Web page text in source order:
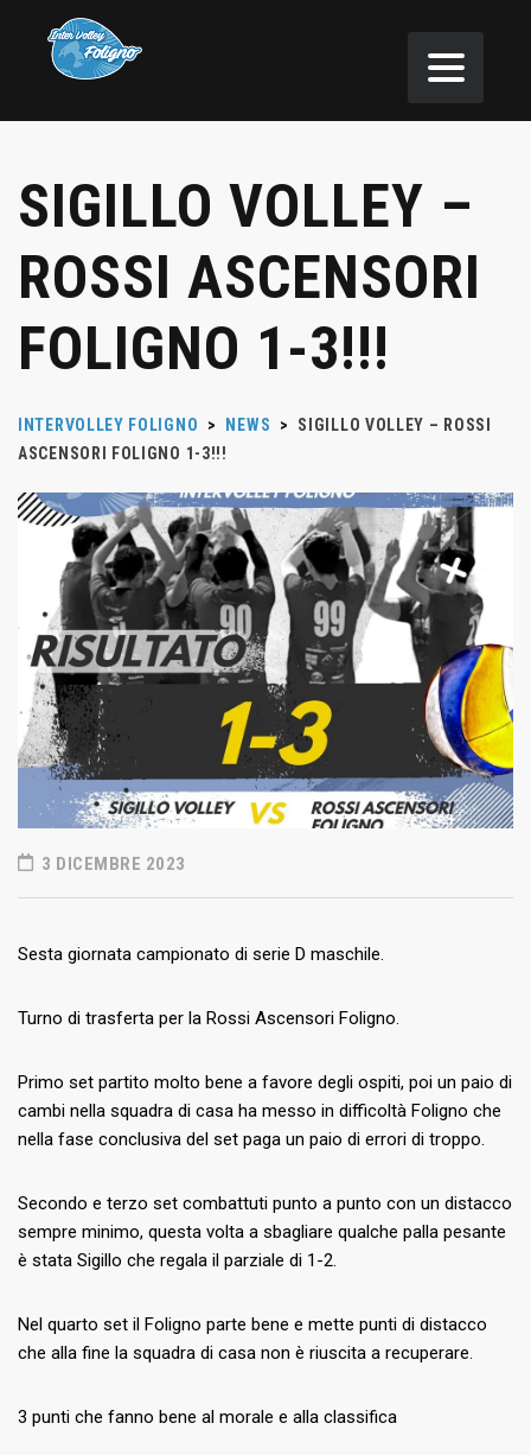
SIGILLO VOLLEY –
ROSSI ASCENSORI
FOLIGNO 1-3!!!
INTERVOLLEY FOLIGNO > NEWS >
SIGILLO VOLLEY – ROSSI
ASCENSORI FOLIGNO 1-3!!!
3 DICEMBRE 2023
Sesta giornata campionato di serie D maschile.
Turno di trasferta per la Rossi Ascensori Foligno.
Primo set partito molto bene a favore degli ospiti, poi un paio di
cambi nella squadra di casa ha messo in difficoltà Foligno che
nella fase conclusiva del set paga un paio di errori di troppo.
Secondo e terzo set combattuti punto a punto con un distacco
sempre minimo, questa volta a sbagliare qualche palla pesante
è stata Sigillo che regala il parziale di 1-2.
Nel quarto set il Foligno parte bene e mette punti di distacco
che alla fine la squadra di casa non è riuscita a recuperare.
3 punti che fanno bene al morale e alla classifica